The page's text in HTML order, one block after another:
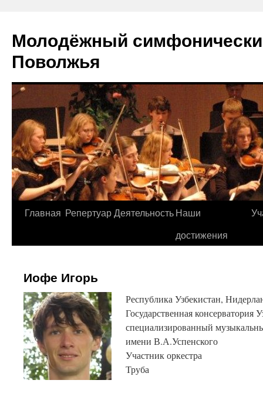
Молодёжный
Поволжья
Skip
Главная РепертуарДеятельностьНаши
достижения
Иофе Игорь
Республика Узбекистан,
Государственная консерватория
специализированный
имени В.А.Успенского
Участник оркестра
Труба